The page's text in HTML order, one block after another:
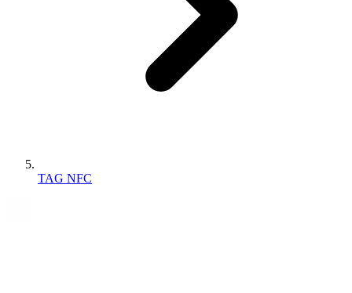
TAG NFC